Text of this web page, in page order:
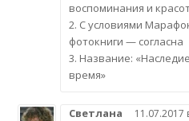
воспоминания и
2. С условиями
фотокниги — согласна
3. Название:
время»
Светлана 11.07.2017